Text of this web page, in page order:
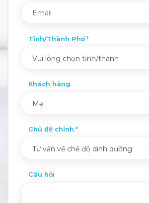
Tỉnh/Thành Phố
Vui lòng chọn tỉnh/thành
Khách hàng
Mẹ
Chủ đề chính
Tư vấn về chế độ dinh dưỡng
Câu hỏi